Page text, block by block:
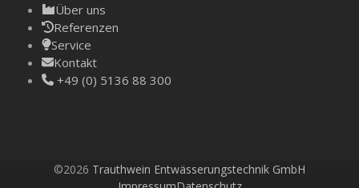
Über uns
Referenzen
Service
Kontakt
+49 (0) 5136 88 300
©2026 Trauthwein Entwässerungstechnik GmbH